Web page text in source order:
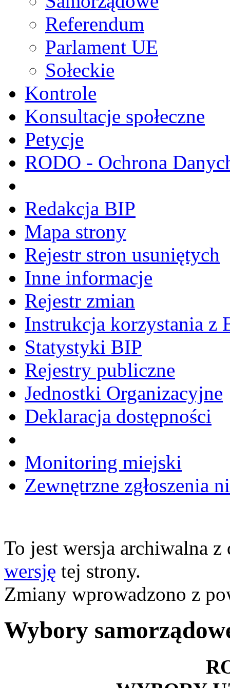
Referendum
Parlament UE
Sołeckie
Kontrole
Konsultacje społeczne
Petycje
RODO - Ochrona
Redakcja BIP
Mapa strony
Rejestr stron usuniętych
Inne informacje
Rejestr zmian
Instrukcja korzystania z
Statystyki BIP
Rejestry publiczne
Jednostki Organizacyjne
Deklaracja dostępności
Monitoring miejski
Zewnętrzne zgłoszenia
To jest wersja archiwalna
wersję tej strony.
Zmiany wprowadzono z
Wybory